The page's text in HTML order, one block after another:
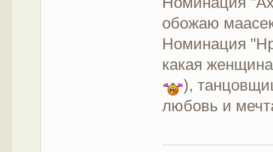
обожаю
Номинация
какая
),
любовь и